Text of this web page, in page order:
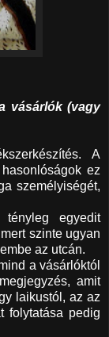
vásárlók (vagy
A
ez
személyiségét,
egyedit
szinte ugyan
az utcán.
a vásárlóktól
amit
laikustól, az az
folytatása pedig